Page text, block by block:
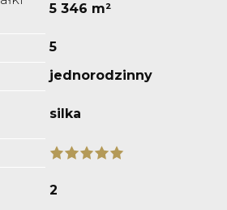
5 346 m²
5
jednorodzinny
silka
2